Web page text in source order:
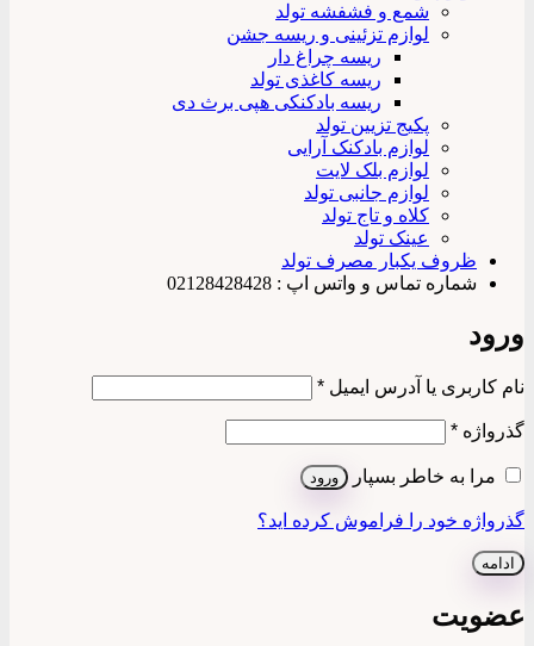
شمع و فشفشه تولد
لوازم تزئینی و ریسه جشن
ریسه چراغ دار
ریسه کاغذی تولد
ریسه بادکنکی هپی برث دی
پکیج تزیین تولد
لوازم بادکنک آرایی
لوازم بلک لایت
لوازم جانبی تولد
کلاه و تاج تولد
عینک تولد
ظروف یکبار مصرف تولد
شماره تماس و واتس اپ : 02128428428
ورود
نام کاربری یا آدرس ایمیل *الزامی
گذرواژه *الزامی
مرا به خاطر بسپار ورود
گذرواژه خود را فراموش کرده اید؟
ادامه
عضویت